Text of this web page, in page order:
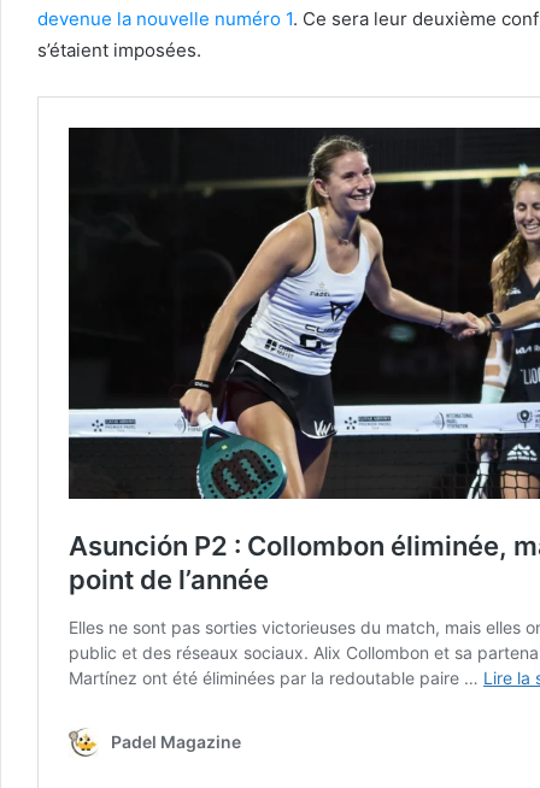
devenue la nouvelle numéro 1. Ce sera leur deuxième
s’étaient imposées.